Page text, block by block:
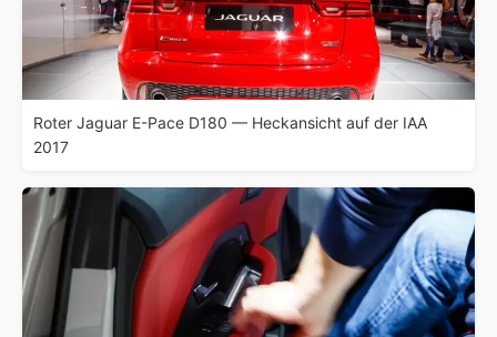
Roter Jaguar E-Pace D180 — Heckansicht auf der IAA
2017